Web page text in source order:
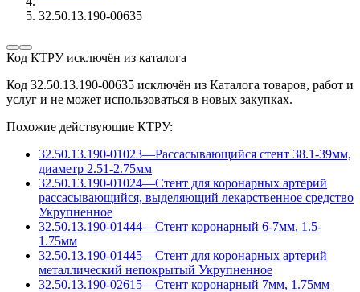
32.50.13.190-00635
Код КТРУ исключён из каталога
Код 32.50.13.190-00635 исключён из Каталога товаров, работ и
услуг и не может использоваться в новых закупках.
Похожие действующие КТРУ:
32.50.13.190-01023—Рассасывающийся стент 38.1-39мм,
диаметр 2.51-2.75мм
32.50.13.190-01024—Стент для коронарных артерий
рассасывающийся, выделяющий лекарственное средство
Укрупненное
32.50.13.190-01444—Стент коронарный 6-7мм, 1.5-
1.75мм
32.50.13.190-01445—Стент для коронарных артерий
металлический непокрытый Укрупненное
32.50.13.190-02615—Стент коронарный 7мм, 1.75мм